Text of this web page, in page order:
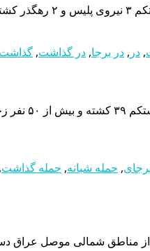
, در , در برجا, در گذاشت, گذاشت
حمله تروریستی به
, حمله شبانه, حمله گذاشت,